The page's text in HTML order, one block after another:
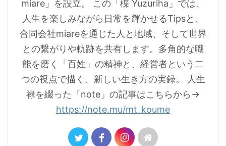
miare」を設立。 この「楪 Yuzuriha」では、
人生を楽しみながら日常を輝かせるTipsと、
合同会社miareを通じた人と地域、そして世界
との繋がりや軌跡を共有します。多角的な職
能を磨く「百姓」の精神と、経営者という二
つの視点で描く、新しい生き方の実録。 人生
禄を綴った「note」の記事はこちらから→
https://note.mu/mt_koume